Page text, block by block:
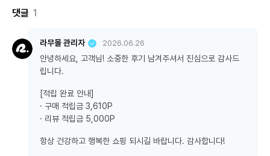
댓글 1
라무몰 관리자 2026.06.26
안녕하세요, 고객님! 소중한 후기 남겨주셔서 진심으로 감사드
립니다.
[적립 완료 안내]
· 구매 적립금 3,610P
· 리뷰 적립금 5,000P
항상 건강하고 행복한 쇼핑 되시길 바랍니다. 감사합니다!